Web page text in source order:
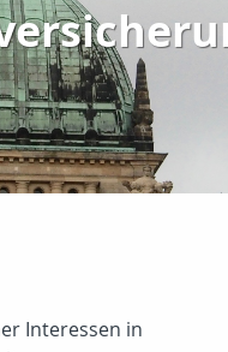
Interessen in